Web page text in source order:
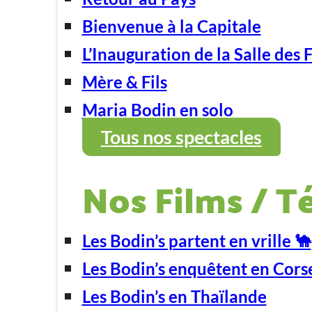
Bienvenue à la Capitale
L’Inauguration de la Salle des
Mère & Fils
Maria Bodin en solo
Tous nos spectacles
Nos Films /
Les Bodin’s partent en vrille 🐪
Les Bodin’s enquêtent en
Les Bodin’s en Thaïlande